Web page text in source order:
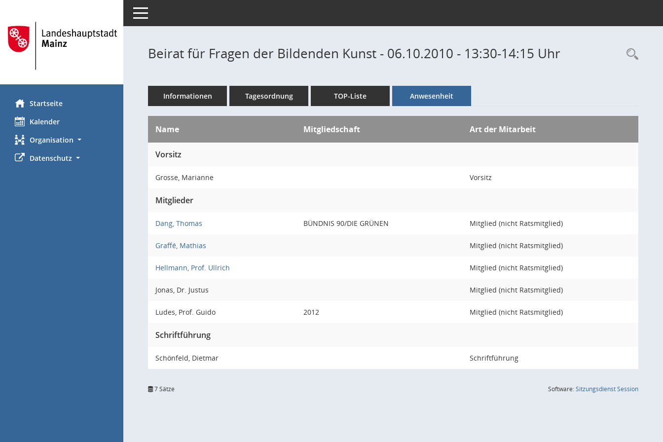
Startseite
Kalender
Organisation
Datenschutz
Toggle navigation
Beirat für Fragen der Bildenden Kunst - 06.10.2010 - 13:30-14:15 Uhr
Informationen Tagesordnung TOP-Liste Anwesenheit
Name Mitgliedschaft Art der Mitarbeit
Vorsitz
Grosse, Marianne Vorsitz
Mitglieder
Dang, Thomas BÜNDNIS 90/DIE GRÜNEN Mitglied (nicht Ratsmitglied)
Graffé, Mathias Mitglied (nicht Ratsmitglied)
Hellmann, Prof. Ullrich Mitglied (nicht Ratsmitglied)
Jonas, Dr. Justus Mitglied (nicht Ratsmitglied)
Ludes, Prof. Guido 2012 Mitglied (nicht Ratsmitglied)
Schriftführung
Schönfeld, Dietmar Schriftführung
7 Sätze Software:SitzungsdienstSession(Wird in